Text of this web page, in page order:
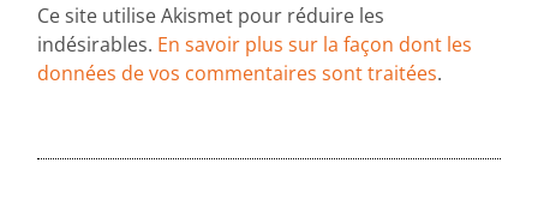
Ce site utilise Akismet pour réduire les
indésirables. En savoir plus sur la façon dont les
données de vos commentaires sont traitées.